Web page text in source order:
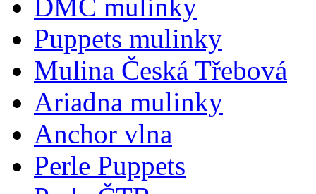
DMC mulinky
Puppets mulinky
Mulina Česká Třebová
Ariadna mulinky
Anchor vlna
Perle Puppets